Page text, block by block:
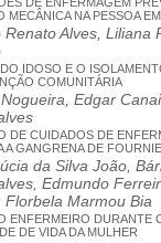
DE ENFERMAGEM
MECÂNICA NA PESSOA
Renato Alves, Liliana
IDOSO E O
COMUNITÁRIA
Edgar
DE CUIDADOS DE
A GANGRENA DE
da Silva João,
Edmundo
Florbela Marmou Bia
ENFERMEIRO DURANTE
DE VIDA DA MULHER